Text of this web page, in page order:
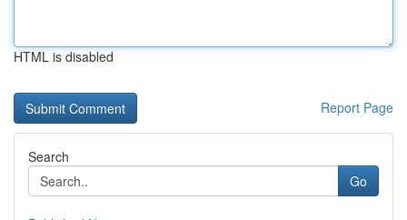
HTML is disabled
Report Page
Search
Go